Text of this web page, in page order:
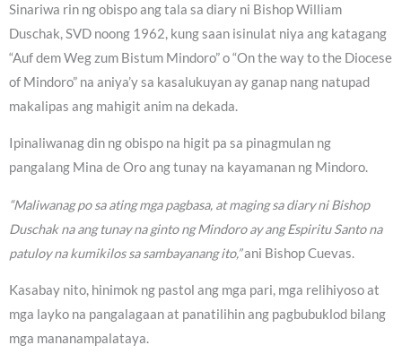
Sinariwa rin ng obispo ang tala sa diary ni Bishop William
Duschak, SVD noong 1962, kung saan isinulat niya ang katagang
“Auf dem Weg zum Bistum Mindoro” o “On the way to the Diocese
of Mindoro” na aniya’y sa kasalukuyan ay ganap nang natupad
makalipas ang mahigit anim na dekada.
Ipinaliwanag din ng obispo na higit pa sa pinagmulan ng
pangalang Mina de Oro ang tunay na kayamanan ng Mindoro.
“Maliwanag po sa ating mga pagbasa, at maging sa diary ni Bishop
Duschak na ang tunay na ginto ng Mindoro ay ang Espiritu Santo na
patuloy na kumikilos sa sambayanang ito,”ani Bishop Cuevas.
Kasabay nito, hinimok ng pastol ang mga pari, mga relihiyoso at
mga layko na pangalagaan at panatilihin ang pagbubuklod bilang
mga mananampalataya.